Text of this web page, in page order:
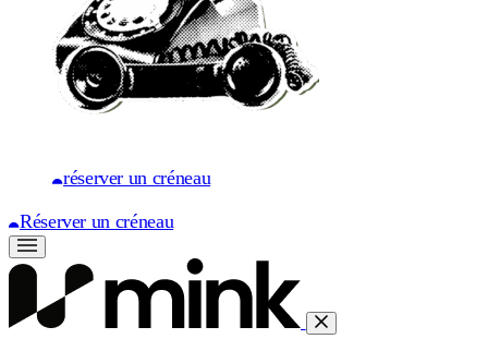
réserver un créneau
Réserver un créneau